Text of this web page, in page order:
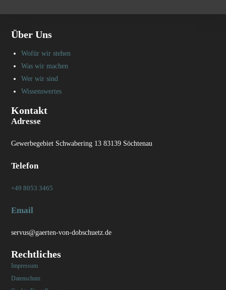
Über Uns
Wofür wir stehen
Was wir machen
Wer wir sind
Wissenswertes
Kontakt
Adresse
Gewerbegebiet Schwabering 13 83139 Söchtenau
Telefon
+49 8053 3465
Email
servus@gaerten-von-dobschuetz.de
Rechtliches
Impressum
Datenschutz